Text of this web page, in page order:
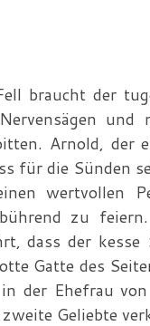
braucht der
Arnold, der
für die Sünden
wertvollen
zu
dass der
Gatte des
der Ehefrau
Geliebte